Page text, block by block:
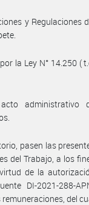
y Regulaciones
la Ley N° 14.250 (
administrativo
pasen las
del Trabajo, a los
de la
DI-2021-288-
del